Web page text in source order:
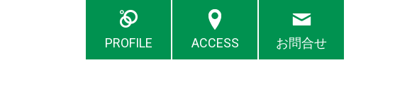
PROFILE ACCESS お問合せ